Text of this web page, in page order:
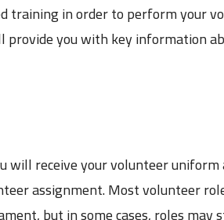
training in order to perform your
provide you with key information
will receive your volunteer
assignment. Most volunteer